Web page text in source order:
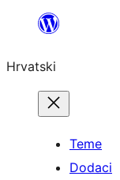
Skoči
sadržaja
Hrvatski
Teme
Dodaci